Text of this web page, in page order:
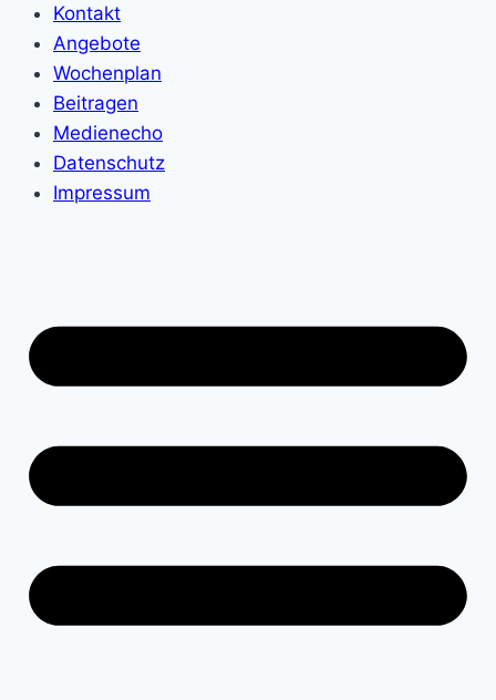
Kontakt
Angebote
Wochenplan
Beitragen
Medienecho
Datenschutz
Impressum